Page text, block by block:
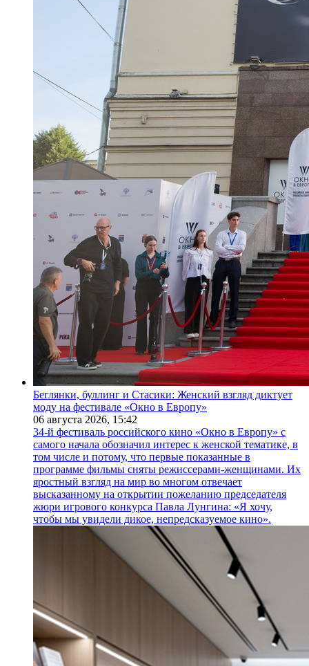
Беглянки, буллинг и Стасики: Женский взгляд диктует
моду на фестивале «Окно в Европу»
06 августа 2026, 15:42
34-й фестиваль российского кино «Окно в Европу» с
самого начала обозначил интерес к женской тематике, в
том числе и потому, что первые показанные в
программе фильмы сняты режиссерами-женщинами. Их
яростный взгляд на мир во многом отвечает
высказанному на открытии пожеланию председателя
жюри игрового конкурса Павла Лунгина: «Я хочу,
чтобы мы увидели дикое, непредсказуемое кино».